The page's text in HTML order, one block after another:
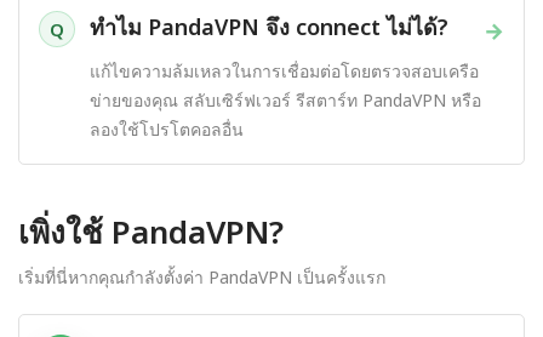
Q →
ทำไม PandaVPN จึง connect ไม่ได้?
แก้ไขความล้มเหลวในการเชื่อมต่อโดยตรวจสอบเครือ
ข่ายของคุณ สลับเซิร์ฟเวอร์ รีสตาร์ท PandaVPN หรือ
ลองใช้โปรโตคอลอื่น
เพิ่งใช้ PandaVPN?
เริ่มที่นี่หากคุณกำลังตั้งค่า PandaVPN เป็นครั้งแรก